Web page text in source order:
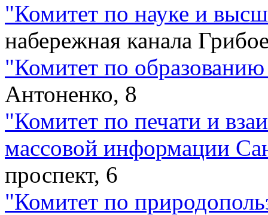
"Комитет по науке и
набережная канала
"Комитет по
Антоненко, 8
"Комитет по печати и
массовой информации
проспект, 6
"Комитет по